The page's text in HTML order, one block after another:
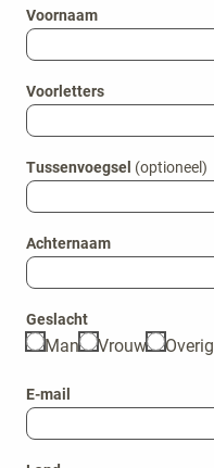
Voornaam
Voorletters
Tussenvoegsel (optioneel)
Achternaam
Geslacht
Man Vrouw Overig
E-mail